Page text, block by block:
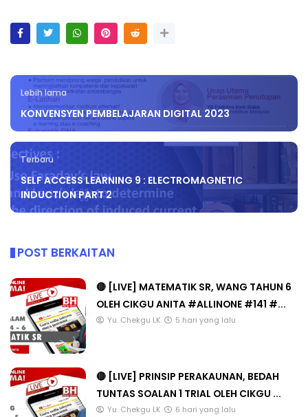
Lebih lama
KONVENSYEN PEMBELAJARAN DIGITAL 2023
Terbaru
SELF ACCESS LEARNING 9 : ELECTROMAGNETIC
INDUCTION PART 2
POST BERKAITAN
🔴 [LIVE] MATEMATIK SR, WANG TAHUN 6
OLEH CIKGU ANITA #ALLINONE #141 #...
Yu. Chekgu LK 5 hari yang lalu
🔴 [LIVE] PRINSIP PERAKAUNAN, BEDAH
TUNTAS SOALAN 1 TRIAL OLEH CIKGU ...
Yu. Chekgu LK 6 hari yang lalu